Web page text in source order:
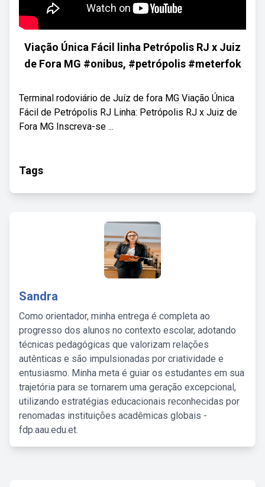
Viação Única Fácil linha Petrópolis RJ x Juiz
de Fora MG #onibus, #petrópolis #meterfok
Terminal rodoviário de Juíz de fora MG Viação Única
Fácil de Petrópolis RJ Linha: Petrópolis RJ x Juiz de
Fora MG Inscreva-se ...
Tags
Sandra
Como orientador, minha entrega é completa ao
progresso dos alunos no contexto escolar, adotando
técnicas pedagógicas que valorizam relações
autênticas e são impulsionadas por criatividade e
entusiasmo. Minha meta é guiar os estudantes em sua
trajetória para se tornarem uma geração excepcional,
utilizando estratégias educacionais reconhecidas por
renomadas instituições acadêmicas globais -
fdp.aau.edu.et.